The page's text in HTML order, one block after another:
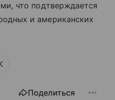
что подтверждается
и американских
Поделиться